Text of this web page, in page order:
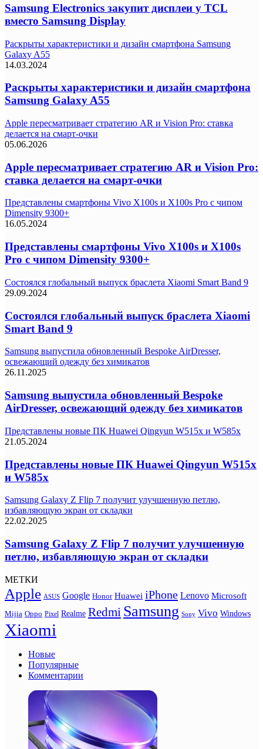
Samsung Electronics закупит дисплеи у TCL
вместо Samsung Display
Раскрыты характеристики и дизайн смартфона Samsung
Galaxy A55
14.03.2024
Раскрыты характеристики и дизайн смартфона
Samsung Galaxy A55
Apple пересматривает стратегию AR и Vision Pro: ставка
делается на смарт-очки
05.06.2026
Apple пересматривает стратегию AR и Vision Pro:
ставка делается на смарт-очки
Представлены смартфоны Vivo X100s и X100s Pro с чипом
Dimensity 9300+
16.05.2024
Представлены смартфоны Vivo X100s и X100s
Pro с чипом Dimensity 9300+
Состоялся глобальный выпуск браслета Xiaomi Smart Band 9
29.09.2024
Состоялся глобальный выпуск браслета Xiaomi
Smart Band 9
Samsung выпустила обновленный Bespoke AirDresser,
освежающий одежду без химикатов
26.11.2025
Samsung выпустила обновленный Bespoke
AirDresser, освежающий одежду без химикатов
Представлены новые ПК Huawei Qingyun W515x и W585x
21.05.2024
Представлены новые ПК Huawei Qingyun W515x
и W585x
Samsung Galaxy Z Flip 7 получит улучшенную петлю,
избавляющую экран от складки
22.02.2025
Samsung Galaxy Z Flip 7 получит улучшенную
петлю, избавляющую экран от складки
МЕТКИ
Apple ASUS Google Honor Huawei iPhone Lenovo Microsoft
Mijia Oppo Pixel Realme Redmi Samsung Sony Vivo Windows
Xiaomi
Новые
Популярные
Комментарии